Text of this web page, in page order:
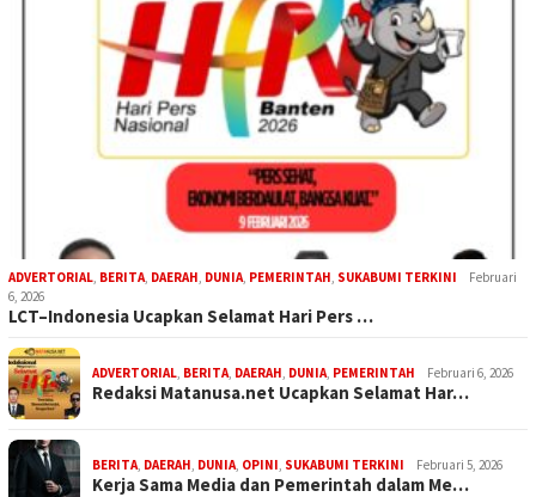
ADVERTORIAL, BERITA, DAERAH, DUNIA, PEMERINTAH, SUKABUMI TERKINI
Februari
6, 2026
LCT–Indonesia Ucapkan Selamat Hari Pers …
ADVERTORIAL, BERITA, DAERAH, DUNIA, PEMERINTAH Februari 6, 2026
Redaksi Matanusa.net Ucapkan Selamat Har…
BERITA, DAERAH, DUNIA, OPINI, SUKABUMI TERKINI Februari 5, 2026
Kerja Sama Media dan Pemerintah dalam Me…